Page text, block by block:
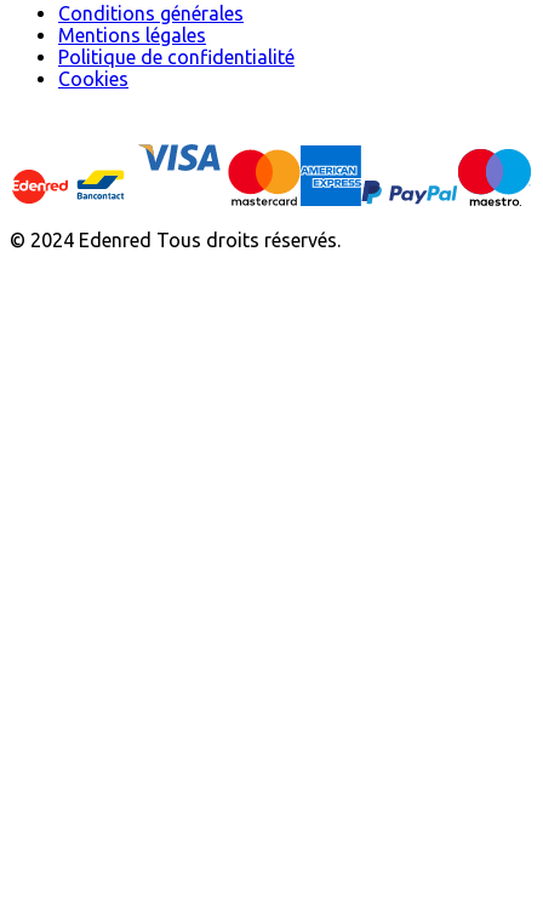
Conditions générales
Mentions légales
Politique de confidentialité
Cookies
© 2024 Edenred Tous droits réservés.